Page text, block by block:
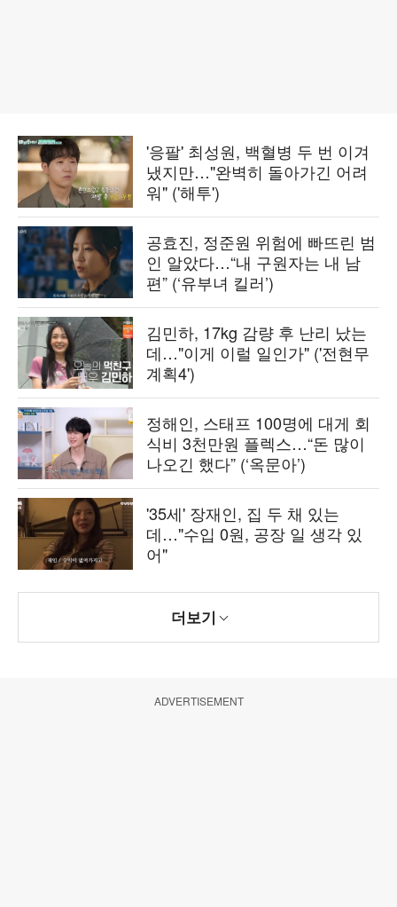
'응팔' 최성원, 백혈병 두 번 이겨
냈지만…"완벽히 돌아가긴 어려
워" ('해투')
공효진, 정준원 위험에 빠뜨린 범
인 알았다…“내 구원자는 내 남
편” (‘유부녀 킬러’)
김민하, 17kg 감량 후 난리 났는
데…"이게 이럴 일인가" ('전현무
계획4')
정해인, 스태프 100명에 대게 회
식비 3천만원 플렉스…“돈 많이
나오긴 했다” (‘옥문아’)
'35세' 장재인, 집 두 채 있는
데…"수입 0원, 공장 일 생각 있
어"
더보기
ADVERTISEMENT